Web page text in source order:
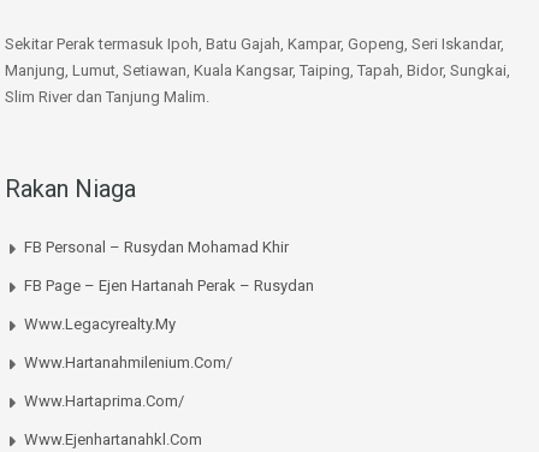
Sekitar Perak termasuk Ipoh, Batu Gajah, Kampar, Gopeng, Seri Iskandar,
Manjung, Lumut, Setiawan, Kuala Kangsar, Taiping, Tapah, Bidor, Sungkai,
Slim River dan Tanjung Malim.
Rakan Niaga
FB Personal – Rusydan Mohamad Khir
FB Page – Ejen Hartanah Perak – Rusydan
Www.legacyrealty.my
Www.hartanahmilenium.com/
Www.hartaprima.com/
Www.ejenhartanahkl.com